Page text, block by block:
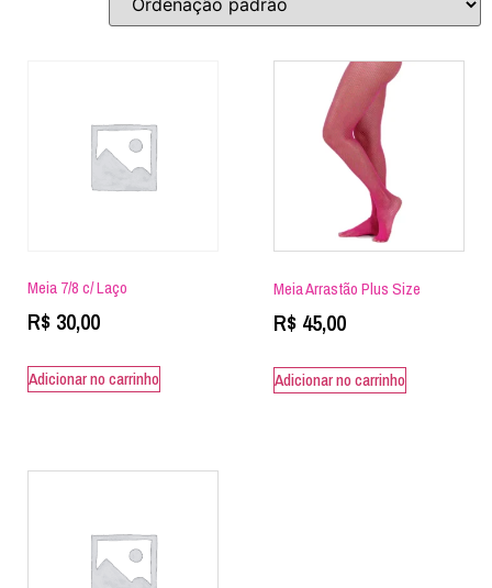
Meia 7/8 c/ Laço
R$ 30,00
Adicionar no carrinho
Meia Arrastão Plus Size
R$ 45,00
Adicionar no carrinho